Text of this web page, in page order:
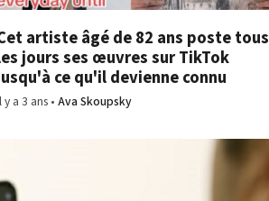
artiste âgé de 82 ans poste tous
jours ses œuvres sur TikTok
ce qu'il devienne connu
y a 3 ans Ava Skoupsky